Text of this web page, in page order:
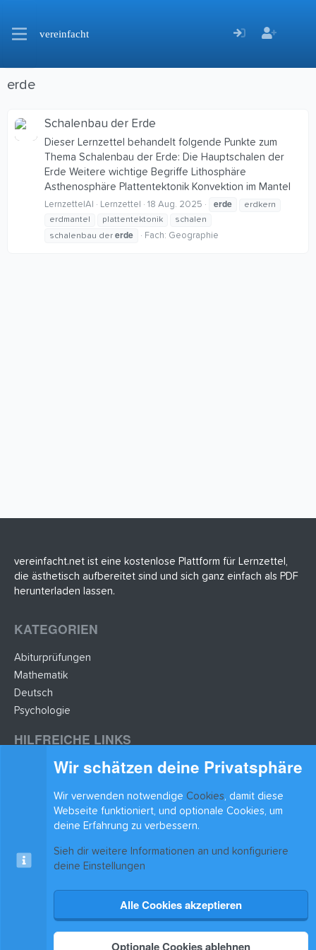
vereinfacht
erde
Schalenbau der Erde
Dieser Lernzettel behandelt folgende Punkte zum
Thema Schalenbau der Erde: Die Hauptschalen der
Erde Weitere wichtige Begriffe Lithosphäre
Asthenosphäre Plattentektonik Konvektion im Mantel
LernzettelAI Lernzettel 18 Aug. 2025 erde
erdkern
erdmantel
plattentektonik
schalen
schalenbau der erde Fach: Geographie
vereinfacht.net ist eine kostenlose Plattform für Lernzettel,
die ästhetisch aufbereitet sind und sich ganz einfach als PDF
herunterladen lassen.
KATEGORIEN
Abiturprüfungen
Mathematik
Deutsch
Psychologie
HILFREICHE LINKS
Lernzettel hochladen
BLEIB AUF DEM LAUFENDEN
xenAwsome-GradientHeader
Kontakt
Nutzungsbedingungen
Datenschutz Hilfe & Support Start
Community platform by XenForo
Wir schätzen deine Privatsphäre
Wir verwenden notwendige Cookies, damit diese
Webseite funktioniert, und optionale Cookies, um
deine Erfahrung zu verbessern.
Sieh dir weitere Informationen an und konfiguriere
deine Einstellungen
Alle Cookies akzeptieren
Optionale Cookies ablehnen